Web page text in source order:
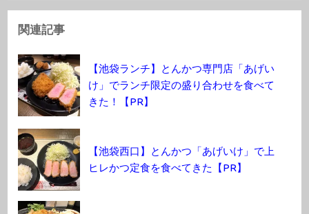
関連記事
【池袋ランチ】とんかつ専門店「あげい
け」でランチ限定の盛り合わせを食べて
きた！【PR】
【池袋西口】とんかつ「あげいけ」で上
ヒレかつ定食を食べてきた【PR】